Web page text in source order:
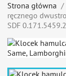
Strona główna
ręcznego
SDF 0.171.5459.2